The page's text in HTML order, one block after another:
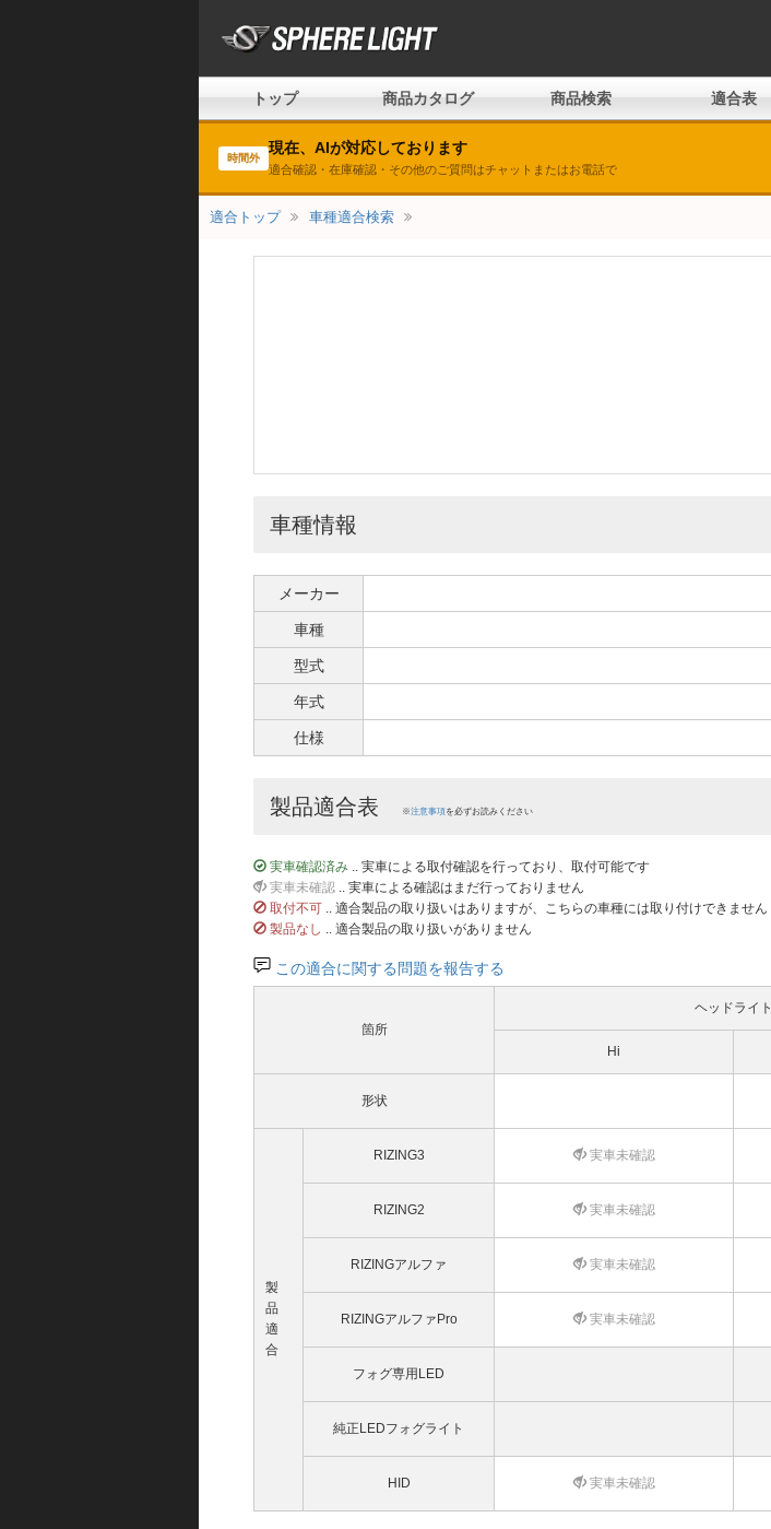
トップ 商品カタログ 商品検索 適合表
時間外
現在、AIが対応しております
適合確認・在庫確認・その他のご質問はチャットまたはお電話で
適合トップ 車種適合検索
車種情報
メーカー
車種
型式
年式
仕様
製品適合表 ※注意事項を必ずお読みください
実車確認済み .. 実車による取付確認を行っており、取付可能です
実車未確認 .. 実車による確認はまだ行っておりません
取付不可 .. 適合製品の取り扱いはありますが、こちらの車種には取り付けできません
製品なし .. 適合製品の取り扱いがありません
この適合に関する問題を報告する
箇所
ヘッドライト
Hi
形状
製
品
適
合
RIZING3 実車未確認
RIZING2 実車未確認
RIZINGアルファ 実車未確認
RIZINGアルファPro 実車未確認
フォグ専用LED
純正LEDフォグライト
HID 実車未確認